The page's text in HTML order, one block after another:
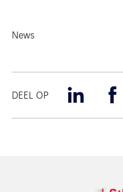
News
DEEL OP